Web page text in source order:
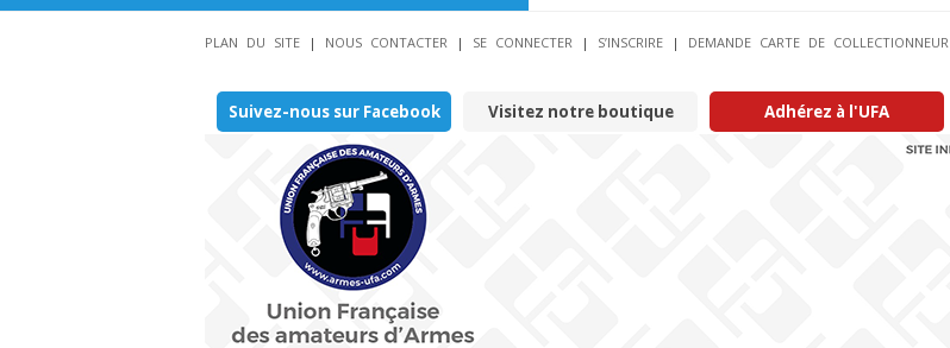
PLAN DU SITE | NOUS CONTACTER | SE CONNECTER | S’INSCRIRE | DEMANDE CARTE DE COLLECTIONNEUR
Suivez-nous sur Facebook Visitez notre boutique Adhérez à l'UFA